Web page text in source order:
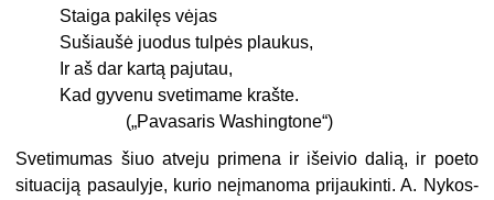
Staiga pakilęs vėjas
Sušiaušė juodus tulpės plaukus,
Ir aš dar kartą pajutau,
Kad gyvenu svetimame krašte.
(„Pavasaris Washingtone“)
Svetimumas šiuo atveju primena ir išeivio dalią, ir poeto
situaciją pasaulyje, kurio neįmanoma prijaukinti. A. Nykos-